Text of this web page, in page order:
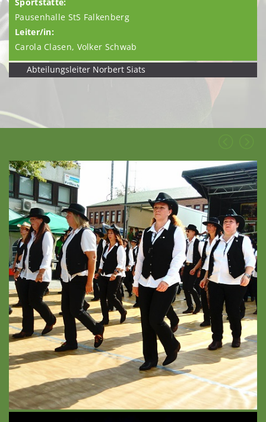
Pausenhalle StS Falkenberg
Carola Clasen, Volker Schwab
Abteilungsleiter Norbert Siats